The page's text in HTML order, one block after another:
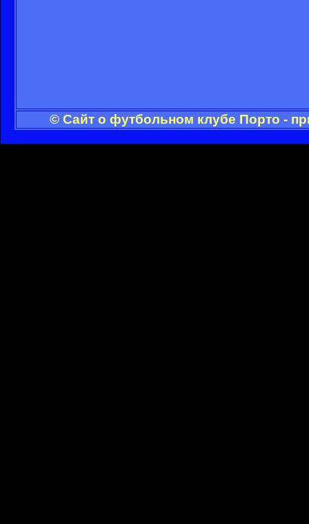
© Сайт о футбольном клубе Порто -